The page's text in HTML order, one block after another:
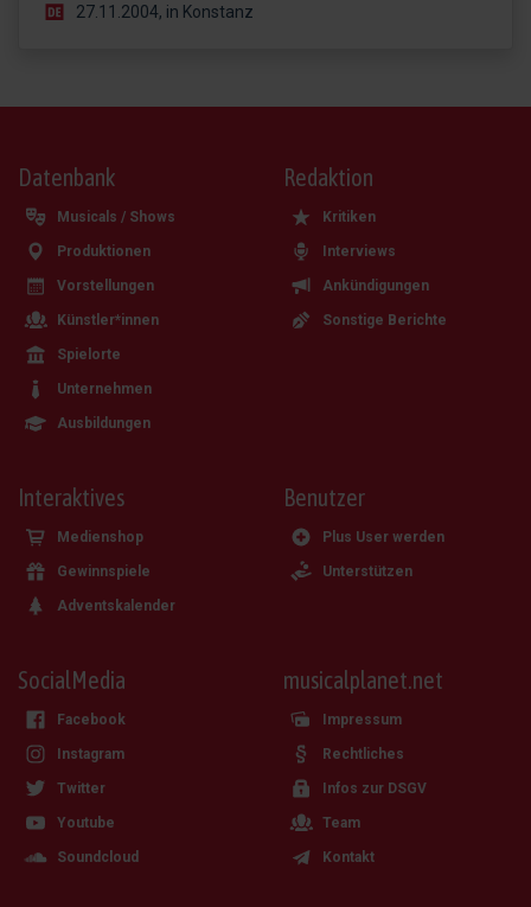
27.11.2004, in Konstanz
Datenbank
Musicals / Shows
Produktionen
Vorstellungen
Künstler*innen
Spielorte
Unternehmen
Ausbildungen
Redaktion
Kritiken
Interviews
Ankündigungen
Sonstige Berichte
Interaktives
Medienshop
Gewinnspiele
Adventskalender
Benutzer
Plus User werden
Unterstützen
SocialMedia
Facebook
Instagram
Twitter
Youtube
Soundcloud
musicalplanet.net
Impressum
Rechtliches
Infos zur DSGV
Team
Kontakt